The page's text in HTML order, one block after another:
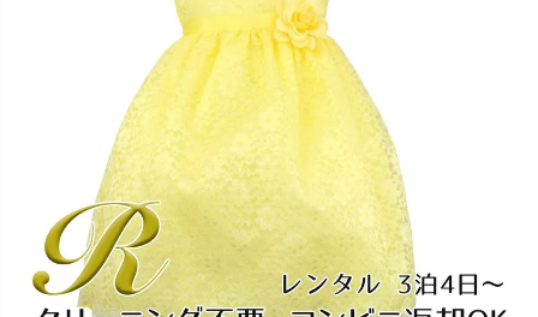
コスチューム アウター
インナー・パニエ アクセサリー
Graduation & Entrance
卒業式・入学式
きちんと感のあるフォーマル
Shichi-Go-San
七五三
3歳・5歳・7歳の晴れの日
予約・配送・返却・料金
レンタルの流れ
4ステップで簡単
あんしんパック
汚れ・キズ・破損の補償
Buy & Supportご購入・サポート
07 販売・共通のご案内
品質・返品・お手入れ
茨城県土浦市大町14-16-1F
10:00–18:00（完全予約制）
月曜日
店舗を予約する →